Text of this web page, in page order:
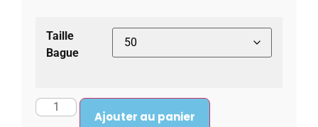
Taille
Bague
Ajouter au panier